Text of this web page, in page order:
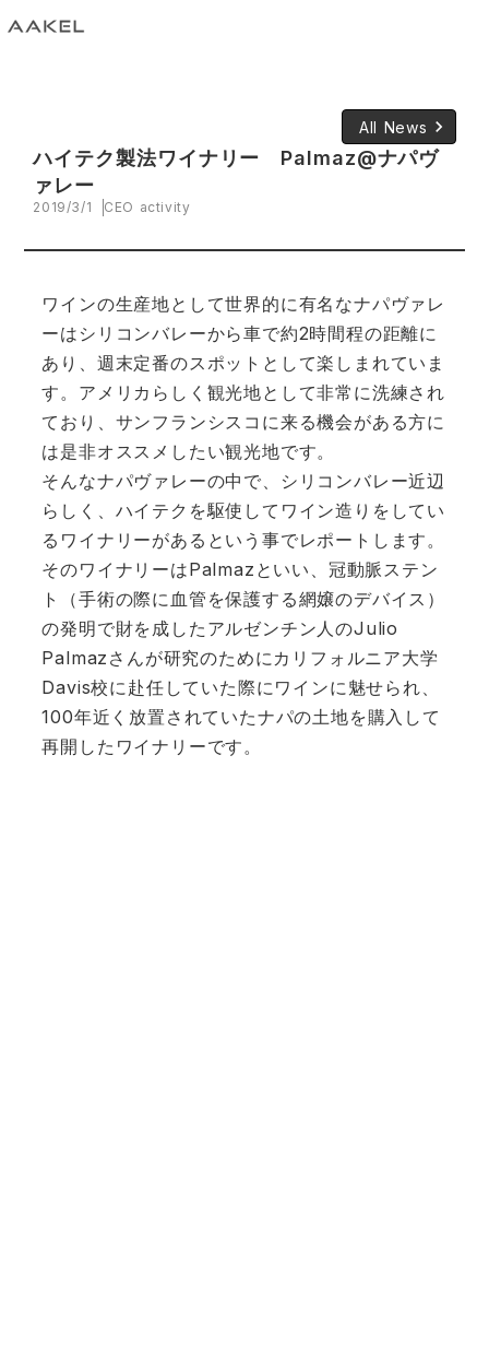
All News keyboard_arrow_right
ハイテク製法ワイナリー Palmaz@ナパヴ
ァレー
2019/3/1 CEO activity
ワインの生産地として世界的に有名なナパヴァレ
ーはシリコンバレーから車で約2時間程の距離に
あり、週末定番のスポットとして楽しまれていま
す。アメリカらしく観光地として非常に洗練され
ており、サンフランシスコに来る機会がある方に
は是非オススメしたい観光地です。
そんなナパヴァレーの中で、シリコンバレー近辺
らしく、ハイテクを駆使してワイン造りをしてい
るワイナリーがあるという事でレポートします。
そのワイナリーはPalmazといい、冠動脈ステン
ト（手術の際に血管を保護する網嬢のデバイス）
の発明で財を成したアルゼンチン人のJulio
Palmazさんが研究のためにカリフォルニア大学
Davis校に赴任していた際にワインに魅せられ、
100年近く放置されていたナパの土地を購入して
再開したワイナリーです。